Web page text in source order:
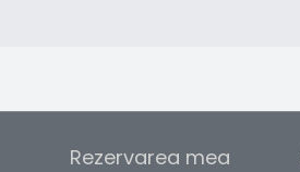
Rezervarea mea